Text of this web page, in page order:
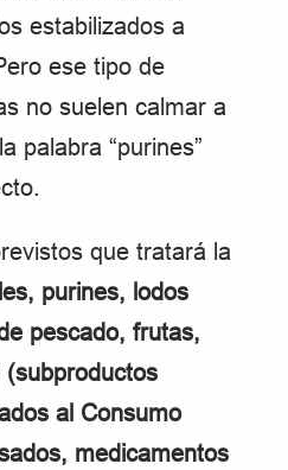
estabilizados a
ese tipo de
no suelen calmar a
palabra “purines”
que tratará la
purines, lodos
pescado, frutas,
(subproductos
al Consumo
medicamentos